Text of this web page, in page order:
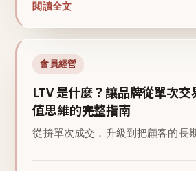
閱讀全文
會員經營
LTV 是什麼？讓品牌從單次
值思維的完整指南
從拚單次成交，升級到把顧客的長